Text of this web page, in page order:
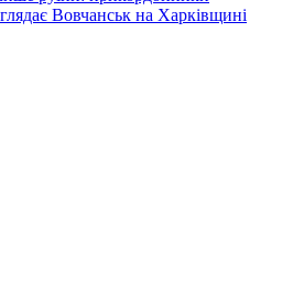
Вовчанськ на Харківщині